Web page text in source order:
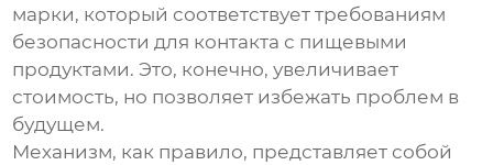
марки, который соответствует требованиям
безопасности для контакта с пищевыми
продуктами. Это, конечно, увеличивает
стоимость, но позволяет избежать проблем в
будущем.
Механизм, как правило, представляет собой